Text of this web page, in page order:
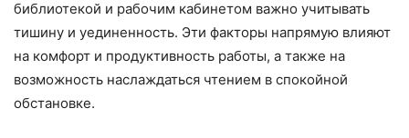
библиотекой и рабочим кабинетом важно учитывать
тишину и уединенность. Эти факторы напрямую влияют
на комфорт и продуктивность работы, а также на
возможность наслаждаться чтением в спокойной
обстановке.